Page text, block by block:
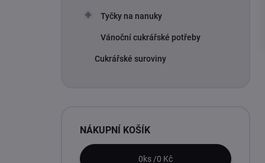
Tyčky na nanuky
Vánoční cukrářské potřeby
Cukrářské suroviny
NÁKUPNÍ KOŠÍK
0ks /0 Kč